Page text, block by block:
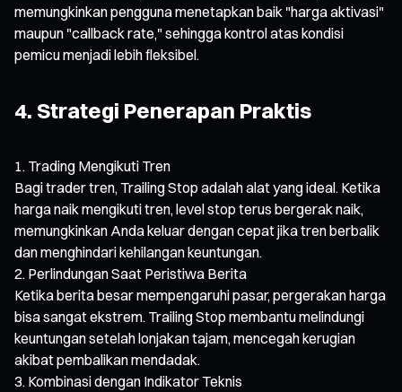
memungkinkan pengguna menetapkan baik "harga aktivasi"
maupun "callback rate," sehingga kontrol atas kondisi
pemicu menjadi lebih fleksibel.
4. Strategi Penerapan Praktis
Trading Mengikuti Tren
Bagi trader tren, Trailing Stop adalah alat yang ideal. Ketika
harga naik mengikuti tren, level stop terus bergerak naik,
memungkinkan Anda keluar dengan cepat jika tren berbalik
dan menghindari kehilangan keuntungan.
Perlindungan Saat Peristiwa Berita
Ketika berita besar mempengaruhi pasar, pergerakan harga
bisa sangat ekstrem. Trailing Stop membantu melindungi
keuntungan setelah lonjakan tajam, mencegah kerugian
akibat pembalikan mendadak.
Kombinasi dengan Indikator Teknis